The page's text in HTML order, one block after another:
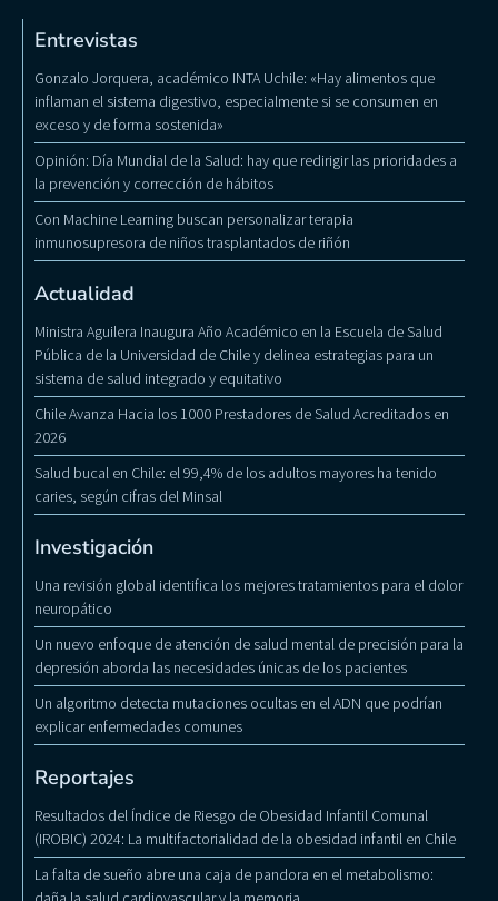
Entrevistas
Gonzalo Jorquera, académico INTA Uchile: «Hay alimentos que
inflaman el sistema digestivo, especialmente si se consumen en
exceso y de forma sostenida»
Opinión: Día Mundial de la Salud: hay que redirigir las prioridades a
la prevención y corrección de hábitos
Con Machine Learning buscan personalizar terapia
inmunosupresora de niños trasplantados de riñón
Actualidad
Ministra Aguilera Inaugura Año Académico en la Escuela de Salud
Pública de la Universidad de Chile y delinea estrategias para un
sistema de salud integrado y equitativo
Chile Avanza Hacia los 1000 Prestadores de Salud Acreditados en
2026
Salud bucal en Chile: el 99,4% de los adultos mayores ha tenido
caries, según cifras del Minsal
Investigación
Una revisión global identifica los mejores tratamientos para el dolor
neuropático
Un nuevo enfoque de atención de salud mental de precisión para la
depresión aborda las necesidades únicas de los pacientes
Un algoritmo detecta mutaciones ocultas en el ADN que podrían
explicar enfermedades comunes
Reportajes
Resultados del Índice de Riesgo de Obesidad Infantil Comunal
(IROBIC) 2024: La multifactorialidad de la obesidad infantil en Chile
La falta de sueño abre una caja de pandora en el metabolismo: